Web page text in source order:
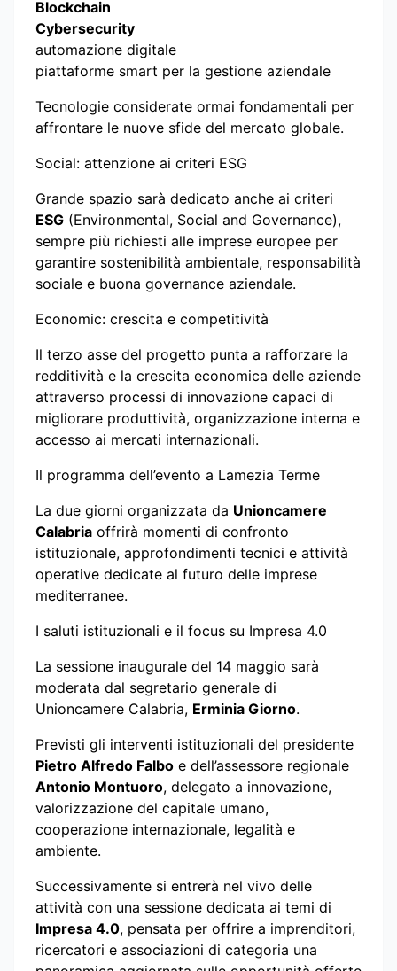
Blockchain
Cybersecurity
automazione digitale
piattaforme smart per la gestione aziendale
Tecnologie considerate ormai fondamentali per
affrontare le nuove sfide del mercato globale.
Social: attenzione ai criteri ESG
Grande spazio sarà dedicato anche ai criteri
ESG (Environmental, Social and Governance),
sempre più richiesti alle imprese europee per
garantire sostenibilità ambientale, responsabilità
sociale e buona governance aziendale.
Economic: crescita e competitività
Il terzo asse del progetto punta a rafforzare la
redditività e la crescita economica delle aziende
attraverso processi di innovazione capaci di
migliorare produttività, organizzazione interna e
accesso ai mercati internazionali.
Il programma dell’evento a Lamezia Terme
La due giorni organizzata da Unioncamere
Calabria offrirà momenti di confronto
istituzionale, approfondimenti tecnici e attività
operative dedicate al futuro delle imprese
mediterranee.
I saluti istituzionali e il focus su Impresa 4.0
La sessione inaugurale del 14 maggio sarà
moderata dal segretario generale di
Unioncamere Calabria, Erminia Giorno.
Previsti gli interventi istituzionali del presidente
Pietro Alfredo Falbo e dell’assessore regionale
Antonio Montuoro, delegato a innovazione,
valorizzazione del capitale umano,
cooperazione internazionale, legalità e
ambiente.
Successivamente si entrerà nel vivo delle
attività con una sessione dedicata ai temi di
Impresa 4.0, pensata per offrire a imprenditori,
ricercatori e associazioni di categoria una